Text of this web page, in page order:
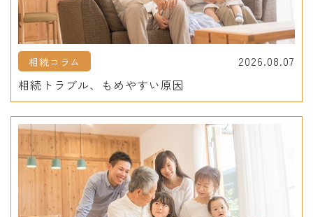
相続コラム
2026.08.07
相続トラブル、もめやすい原因